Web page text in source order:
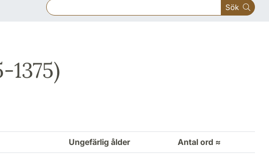
Sök
1375)
Ungefärlig ålder Antal ord ≈